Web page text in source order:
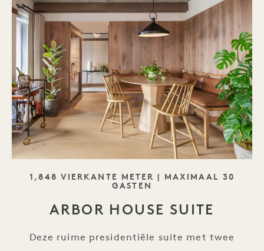
SLOGAN
1,848 VIERKANTE METER | MAXIMAAL 30
GASTEN
ARBOR HOUSE SUITE
Deze ruime presidentiële suite met twee